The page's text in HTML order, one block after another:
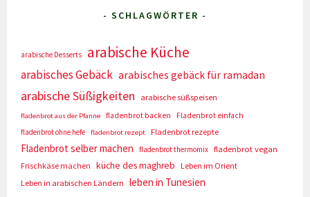
- SCHLAGWÖRTER -
arabische Desserts arabische Küche
arabisches Gebäck arabisches gebäck für ramadan
arabische Süßigkeiten arabische süßspeisen
fladenbrot aus der Pfanne fladenbrot backen
Fladenbrot einfach
fladenbrot ohne hefe
fladenbrot rezept Fladenbrot rezepte
Fladenbrot selber machen fladenbrot thermomix fladenbrot vegan
Frischkäse machen
küche des maghreb
Leben im Orient
Leben in arabischen Ländern
leben in Tunesien